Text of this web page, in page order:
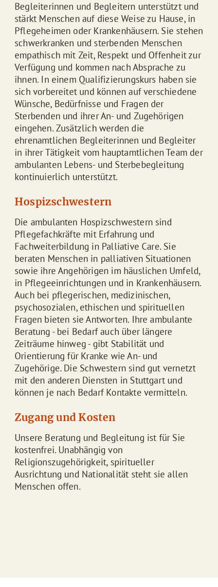
Begleiterinnen und Begleitern unterstützt und
stärkt Menschen auf diese Weise zu Hause, in
Pflegeheimen oder Krankenhäusern. Sie stehen
schwerkranken und sterbenden Menschen
empathisch mit Zeit, Respekt und Offenheit zur
Verfügung und kommen nach Absprache zu
ihnen. In einem Qualifizierungskurs haben sie
sich vorbereitet und können auf verschiedene
Wünsche, Bedürfnisse und Fragen der
Sterbenden und ihrer An- und Zugehörigen
eingehen. Zusätzlich werden die
ehrenamtlichen Begleiterinnen und Begleiter
in ihrer Tätigkeit vom hauptamtlichen Team der
ambulanten Lebens- und Sterbebegleitung
kontinuierlich unterstützt.
Hospizschwestern
Die ambulanten Hospizschwestern sind
Pflegefachkräfte mit Erfahrung und
Fachweiterbildung in Palliative Care. Sie
beraten Menschen in palliativen Situationen
sowie ihre Angehörigen im häuslichen Umfeld,
in Pflegeeinrichtungen und in Krankenhäusern.
Auch bei pflegerischen, medizinischen,
psychosozialen, ethischen und spirituellen
Fragen bieten sie Antworten. Ihre ambulante
Beratung - bei Bedarf auch über längere
Zeiträume hinweg - gibt Stabilität und
Orientierung für Kranke wie An- und
Zugehörige. Die Schwestern sind gut vernetzt
mit den anderen Diensten in Stuttgart und
können je nach Bedarf Kontakte vermitteln.
Zugang und Kosten
Unsere Beratung und Begleitung ist für Sie
kostenfrei. Unabhängig von
Religionszugehörigkeit, spiritueller
Ausrichtung und Nationalität steht sie allen
Menschen offen.